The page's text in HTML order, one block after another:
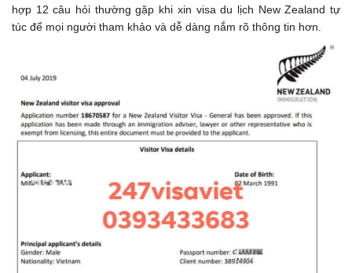
hợp 12 câu hỏi thường gặp khi xin visa du lịch New Zealand tự
túc để mọi người tham khảo và dễ dàng nắm rõ thông tin hơn.